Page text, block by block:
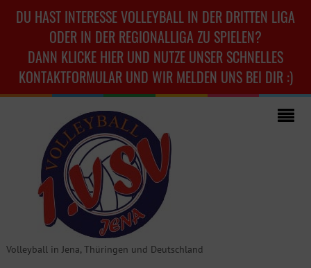
DU HAST INTERESSE VOLLEYBALL IN DER DRITTEN LIGA
ODER IN DER REGIONALLIGA ZU SPIELEN?
DANN KLICKE HIER UND NUTZE UNSER SCHNELLES
KONTAKTFORMULAR UND WIR MELDEN UNS BEI DIR :)
Volleyball in Jena, Thüringen und Deutschland